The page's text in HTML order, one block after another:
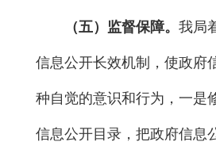
（五）监督保障。 我局
信息公开长效机制，使政府
种自觉的意识和行为，一是
信息公开目录，把政府信息